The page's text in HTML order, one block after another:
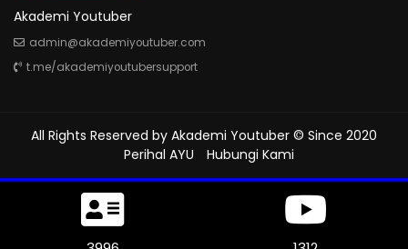
Akademi Youtuber
admin@akademiyoutuber.com
t.me/akademiyoutubersupport
All Rights Reserved by Akademi Youtuber © Since 2020
Perihal AYU
Hubungi Kami